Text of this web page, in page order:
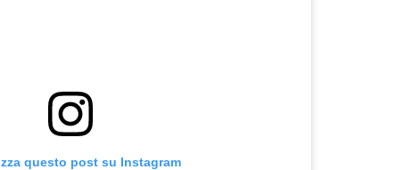
questo post su Instagram